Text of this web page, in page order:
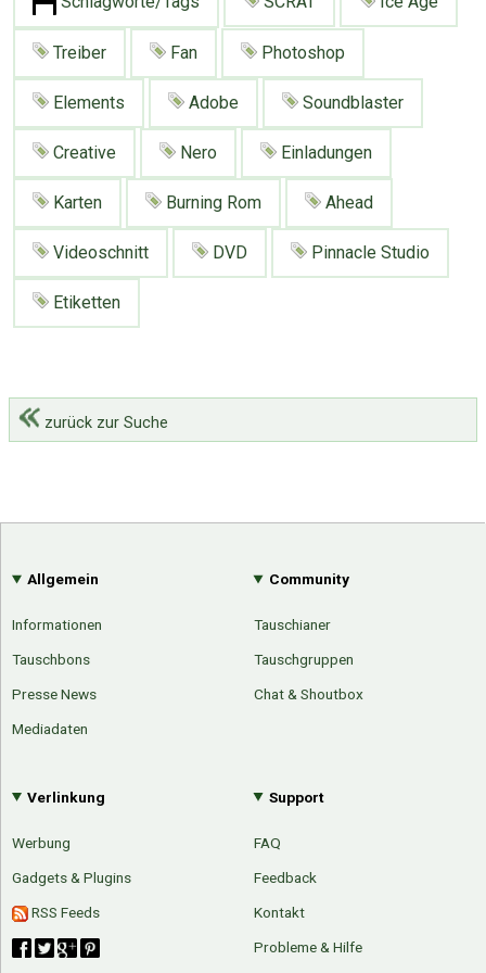
Google Neu hier?
Mediadaten
Erweitere Suche
Zufallsartikel
Kategoriewolke
Tagwolke
Treiber Fan Photoshop
Elements Adobe Soundblaster
Creative Nero Einladungen
Karten Burning Rom Ahead
Videoschnitt DVD Pinnacle Studio
Etiketten
zurück zur Suche
Allgemein
Informationen
Tauschbons
Presse News
Mediadaten
Community
Tauschianer
Tauschgruppen
Chat & Shoutbox
Verlinkung
Werbung
Gadgets & Plugins
RSS Feeds
Support
FAQ
Feedback
Kontakt
Probleme & Hilfe